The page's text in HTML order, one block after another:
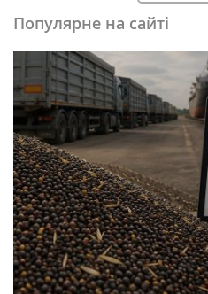
Популярне на сайті